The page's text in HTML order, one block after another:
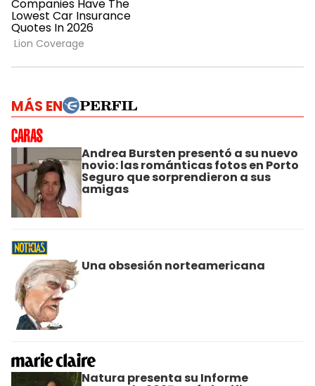
MÁS EN
Andrea Bursten presentó a su nuevo
novio: las románticas fotos en Porto
Seguro que sorprendieron a sus
amigas
Una obsesión norteamericana
Natura presenta su Informe